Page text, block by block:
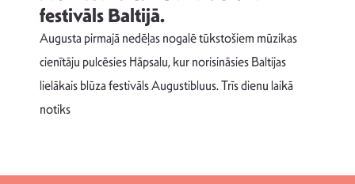
festivāls Baltijā.
Augusta pirmajā nedēļas nogalē tūkstošiem mūzikas
cienītāju pulcēsies Hāpsalu, kur norisināsies Baltijas
lielākais blūza festivāls Augustibluus. Trīs dienu laikā
notiks